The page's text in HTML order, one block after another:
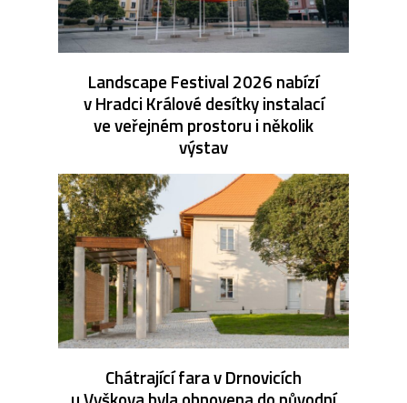
Landscape Festival 2026 nabízí
v Hradci Králové desítky instalací
ve veřejném prostoru i několik
výstav
Chátrající fara v Drnovicích